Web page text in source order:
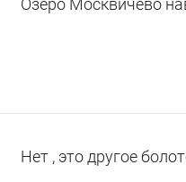
Озеро Москвичево
Нет , это другое